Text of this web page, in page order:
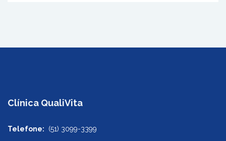
Clínica QualiVita
Telefone: (51) 3099-3399